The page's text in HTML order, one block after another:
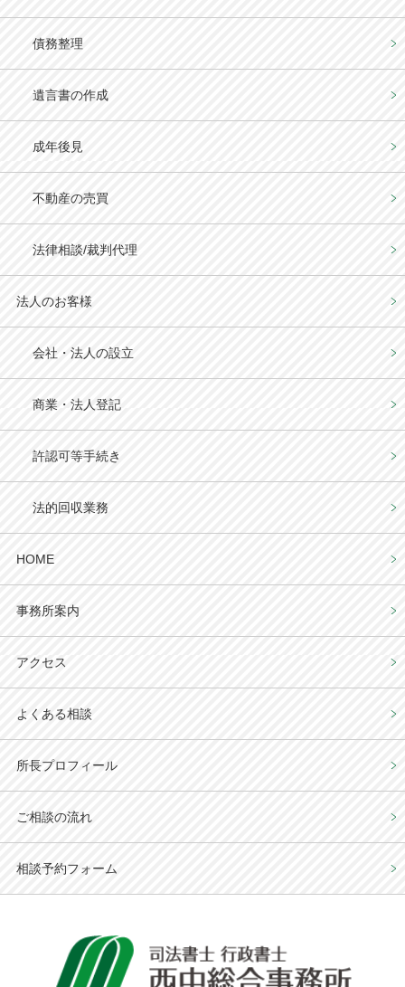
債務整理
遺言書の作成
成年後見
不動産の売買
法律相談/裁判代理
法人のお客様
会社・法人の設立
商業・法人登記
許認可等手続き
法的回収業務
HOME
事務所案内
アクセス
よくある相談
所長プロフィール
ご相談の流れ
相談予約フォーム